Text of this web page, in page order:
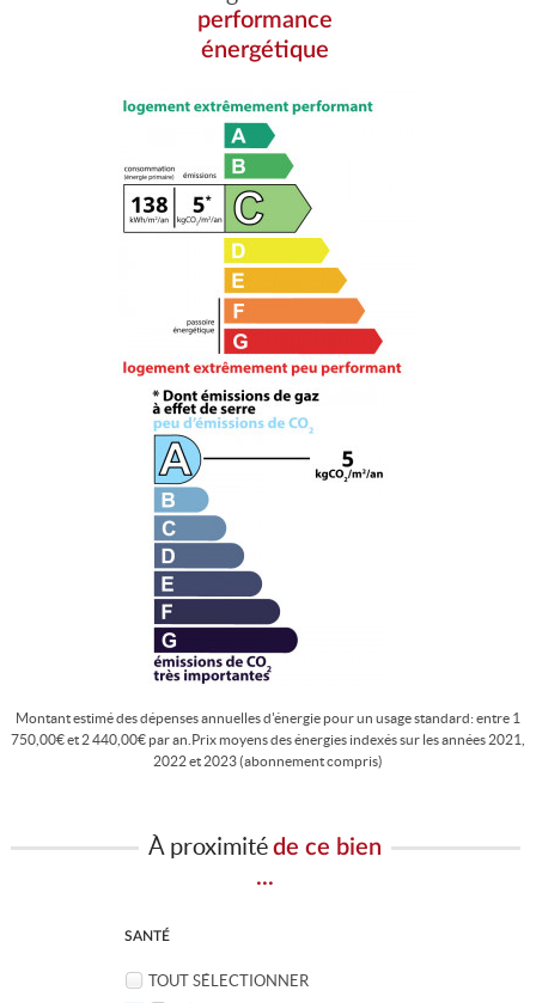
performance
énergétique
Montant estimé des dépenses annuelles d'énergie pour un usage standard: entre 1
750,00€ et 2 440,00€ par an.Prix moyens des énergies indexés sur les années 2021,
2022 et 2023 (abonnement compris)
À proximitéde ce bien
...
SANTÉ
TOUT SÉLECTIONNER